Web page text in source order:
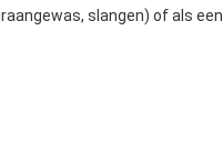
slangen) of als een